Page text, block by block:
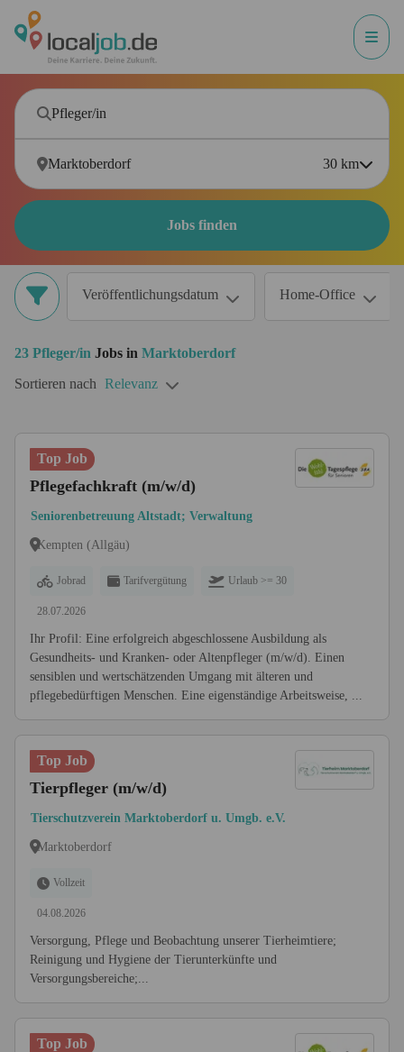
30 km
Jobs finden
Veröffentlichungsdatum Home-Office
23 Pfleger/in Jobs in Marktoberdorf
Sortieren nach Relevanz
Top Job
Pflegefachkraft (m/w/d)
Seniorenbetreuung Altstadt; Verwaltung
Kempten (Allgäu)
Jobrad Tarifvergütung Urlaub >= 30
28.07.2026
Ihr Profil: Eine erfolgreich abgeschlossene Ausbildung als
Gesundheits- und Kranken- oder Altenpfleger (m/w/d). Einen
sensiblen und wertschätzenden Umgang mit älteren und
pflegebedürftigen Menschen. Eine eigenständige Arbeitsweise, ...
Top Job
Tierpfleger (m/w/d)
Tierschutzverein Marktoberdorf u. Umgb. e.V.
Marktoberdorf
Vollzeit
04.08.2026
Versorgung, Pflege und Beobachtung unserer Tierheimtiere;
Reinigung und Hygiene der Tierunterkünfte und
Versorgungsbereiche;...
Top Job